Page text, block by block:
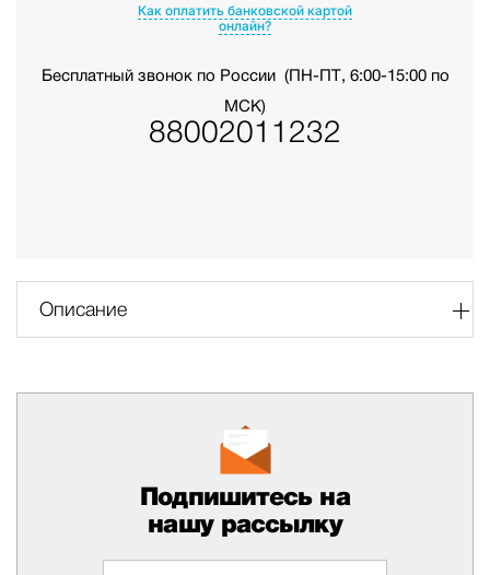
Как оплатить банковской картой
онлайн?
Бесплатный звонок по России (ПН-ПТ, 6:00-15:00 по
МСК)
88002011232
Описание
Подпишитесь на
нашу рассылку